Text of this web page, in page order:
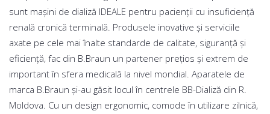
sunt mașini de dializă IDEALE pentru pacienții cu insuficiență
renală cronică terminală. Produsele inovative și serviciile
axate pe cele mai înalte standarde de calitate, siguranță și
eficiență, fac din B.Braun un partener prețios și extrem de
important în sfera medicală la nivel mondial. Aparatele de
marca B.Braun și-au găsit locul în centrele BB-Dializă din R.
Moldova. Cu un design ergonomic, comode în utilizare zilnică,